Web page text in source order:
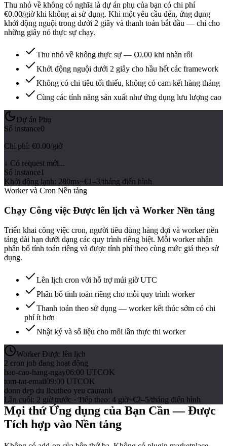
Thu nhỏ về không có nghĩa là dự án phụ của bạn có chi phí
€0.00/giờ khi không ai sử dụng. Khi một yêu cầu đến, ứng dụng
khởi động nguội trong dưới 2 giây và thanh toán bắt đầu — chỉ cho
những giây nó thực sự chạy.
Thu nhỏ về không thực sự — €0.00 khi nhàn rỗi
Khởi động nguội dưới 2 giây cho hầu hết các framework
Không có chi tiêu tối thiểu, không có cam kết hàng tháng
Cùng các tính năng sản xuất như ứng dụng lưu lượng cao
Dự án Phụ
Số instance0
Chi phí: €0.00/giờ
↓ Có request mới...
Số instance1
Khởi động lạnh: 280ms~€1–3/tháng điển hình
Worker và Cron Nền tảng
Chạy Công việc Được lên lịch và Worker Nền tảng
Triển khai công việc cron, người tiêu dùng hàng đợi và worker nền
tảng dài hạn dưới dạng các quy trình riêng biệt. Mỗi worker nhận
phân bổ tính toán riêng và được tính phí theo cùng mức giá theo sử
dụng.
Lên lịch cron với hỗ trợ múi giờ UTC
Phân bổ tính toán riêng cho mỗi quy trình worker
Thanh toán theo sử dụng — worker kết thúc sớm có chi
phí ít hơn
Nhật ký và số liệu cho mỗi lần thực thi worker
Worker Được lên lịch
2 cron job đang hoạt động
bao-cao-hang-ngay06:00 UTCOK
tom-tat-email09:00 UTCOK
donn dep du lieutheo yeu cauranh
Lần cuối: 2 giờ trước · Tiếp theo: 4 giờ~€2–5/tháng điển hình
Mọi thứ Ứng dụng của Bạn Cần — Được
Tích hợp vào Nền tảng